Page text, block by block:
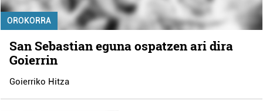
OROKORRA
San Sebastian eguna ospatzen ari dira
Goierrin
Goierriko Hitza